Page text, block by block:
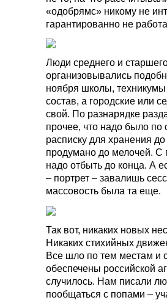
«одобрямс» никому не
гарантированно не
Люди среднего и
организовывались
ноября школы,
состав, а городские или
свой. По разнарядке
прочее, что надо было по
расписку для хранения
продумано до мелочей. С
надо отбыть до конца. А
– портрет – завалишь
массовость была та еще.
Так вот, никаких новых
Никаких стихийных
Все шло по тем местам и
обеспечены российской
случилось. Нам писали
пообщаться с попами –